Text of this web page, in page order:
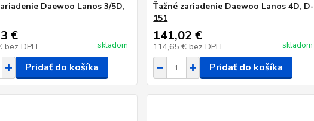
Daewoo Lanos 3/5D,
€
bez DPH skladom
Pridať do košíka
Ťažné zariadenie Daewoo Lanos 4D, D-
151
141,02 €
114,65 € bez DPH skladom
Pridať do košíka